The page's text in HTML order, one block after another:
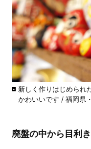
新しく作りはじめられ
かわいいです / 福岡県
廃盤の中から目利